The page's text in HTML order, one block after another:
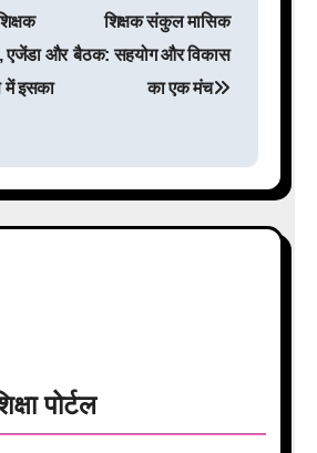
एजेंडा और
में इसका
शिक्षक संकुल मासिक
बैठक: सहयोग और विकास
का एक मंच
पोर्टल